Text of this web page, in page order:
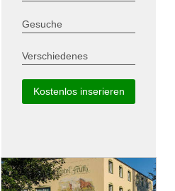
Gesuche
Verschiedenes
Kostenlos inserieren